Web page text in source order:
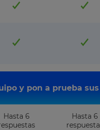
y pon a prueba
Hasta 6
Hasta 6